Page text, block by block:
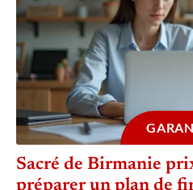
Sacré de Birmanie
préparer un plan de